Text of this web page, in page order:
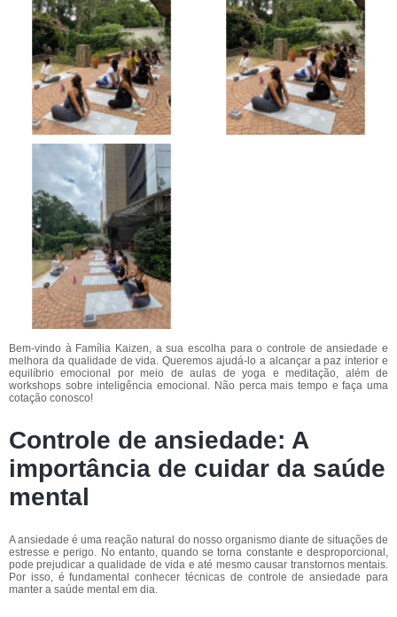
Bem-vindo à Família Kaizen, a sua escolha para o controle de ansiedade e
melhora da qualidade de vida. Queremos ajudá-lo a alcançar a paz interior e
equilíbrio emocional por meio de aulas de yoga e meditação, além de
workshops sobre inteligência emocional. Não perca mais tempo e faça uma
cotação conosco!
Controle de ansiedade: A
importância de cuidar da saúde
mental
A ansiedade é uma reação natural do nosso organismo diante de situações de
estresse e perigo. No entanto, quando se torna constante e desproporcional,
pode prejudicar a qualidade de vida e até mesmo causar transtornos mentais.
Por isso, é fundamental conhecer técnicas de controle de ansiedade para
manter a saúde mental em dia.